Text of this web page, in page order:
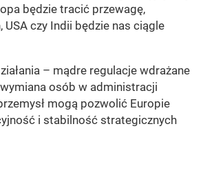
będzie tracić przewagę,
USA czy Indii będzie nas ciągle
– mądre regulacje wdrażane
osób w administracji
mogą pozwolić Europie
i stabilność strategicznych